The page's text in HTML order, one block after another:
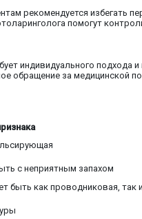
рекомендуется избегать
помогут
индивидуального
обращение за
с неприятным запахом
быть как проводниковая, так и